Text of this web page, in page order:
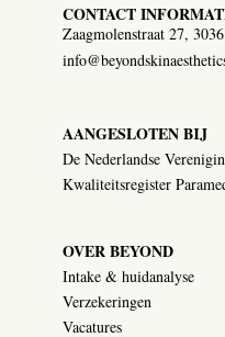
CONTACT
Zaagmolenstraat 27,
AANGESLOTEN BIJ
De Nederlandse
Kwaliteitsregister
OVER BEYOND
Intake & huidanalyse
Verzekeringen
Vacatures